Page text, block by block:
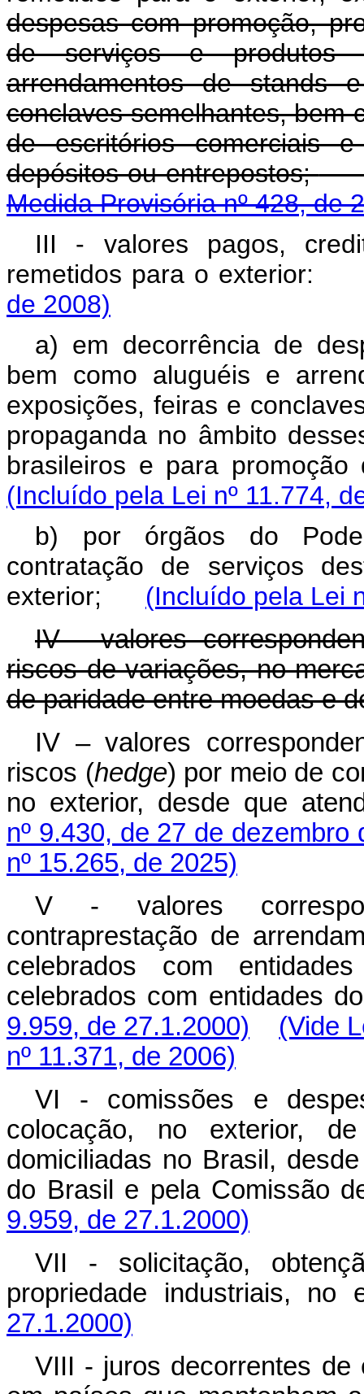
despesas com promoção,
de serviços e produtos
arrendamentos de stands
conclaves semelhantes, bem
de escritórios comerciais
depósitos ou entrepostos;
Medida Provisória nº 428, de
III - valores pagos,
remetidos para o exterior:
de 2008)
a) em decorrência de
bem como aluguéis e
exposições, feiras e
propaganda no âmbito
brasileiros e para
(Incluído pela Lei nº 11.774,
b) por órgãos do
contratação de serviços
exterior; (Incluído pela Lei
IV - valores
riscos de variações, no
de paridade entre moedas e
IV – valores
riscos (hedge) por meio de
no exterior, desde que
nº 9.430, de 27 de dezembro
nº 15.265, de 2025)
V - valores
contraprestação de
celebrados com
celebrados com entidades
9.959, de 27.1.2000)
(Vide
nº 11.371, de 2006)
VI - comissões e
colocação, no exterior,
domiciliadas no Brasil,
do Brasil e pela Comissão
9.959, de 27.1.2000)
VII - solicitação,
propriedade industriais,
27.1.2000)
VIII - juros decorrentes de